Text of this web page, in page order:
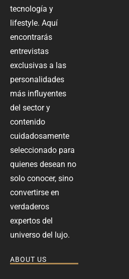
tecnología y
lifestyle. Aquí
encontrarás
entrevistas
exclusivas a las
personalidades
más influyentes
del sector y
contenido
cuidadosamente
seleccionado para
quienes desean no
solo conocer, sino
convertirse en
verdaderos
expertos del
universo del lujo.
ABOUT US